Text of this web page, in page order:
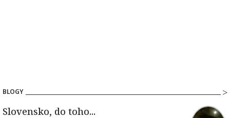
BLOGY